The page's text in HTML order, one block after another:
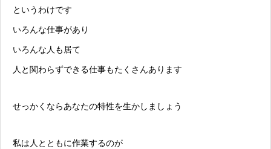
というわけです
いろんな仕事があり
いろんな人も居て
人と関わらずできる仕事もたくさんあります
せっかくならあなたの特性を生かしましょう
私は人とともに作業するのが